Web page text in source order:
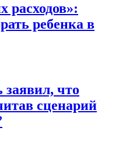
расходов»:
ребенка в
что
сценарий